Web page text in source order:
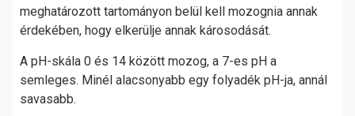
meghatározott tartományon belül kell mozognia annak
érdekében, hogy elkerülje annak károsodását.
A pH-skála 0 és 14 között mozog, a 7-es pH a
semleges. Minél alacsonyabb egy folyadék pH-ja, annál
savasabb.